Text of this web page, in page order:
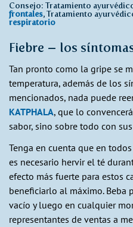
Consejo: Tratamiento
frontales, Tratamiento
respiratorio
Fiebre – los
Tan pronto como la gripe se
temperatura, además de los
mencionados, nada puede
KATPHALA, que lo
sabor, sino sobre todo con
Tenga en cuenta que en
es necesario hervir el té
efecto más fuerte para estos
beneficiarlo al máximo. Beba
vacío y luego en cualquier
representantes de ventas a